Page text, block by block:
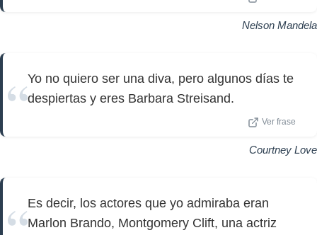
Nelson Mandela
Yo no quiero ser una diva, pero algunos días te
despiertas y eres Barbara Streisand.
Ver frase
Courtney Love
Es decir, los actores que yo admiraba eran
Marlon Brando, Montgomery Clift, una actriz